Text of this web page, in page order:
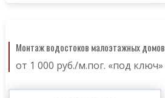
Монтаж водостоков малоэтажных домов
от 1 000 руб./м.пог. «под ключ»